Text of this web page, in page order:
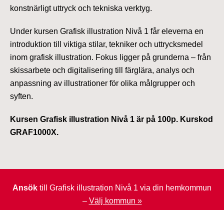
konstnärligt uttryck och tekniska verktyg.
Under kursen Grafisk illustration Nivå 1 får eleverna en
introduktion till viktiga stilar, tekniker och uttrycksmedel
inom grafisk illustration. Fokus ligger på grunderna – från
skissarbete och digitalisering till färglära, analys och
anpassning av illustrationer för olika målgrupper och
syften.
Kursen Grafisk illustration Nivå 1 är på 100p. Kurskod
GRAF1000X.
Ansök till Grafisk illustration Nivå 1 via din hemkommun
– Välj kommun »